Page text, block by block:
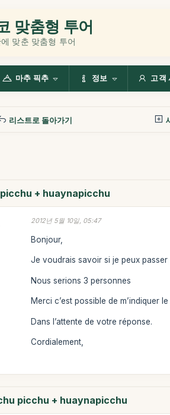
맞춤형 투어
맞춘 맞춤형 투어
마추 픽추 정보 고객
리스트로 돌아가기
+ huaynapicchu
2012년 5월 10일, 05:47
Bonjour,
Je voudrais savoir si je peux
Nous serions 3 personnes
Merci c’est possible de m’indiquer
Dans l’attente de votre réponse.
Cordialement,
picchu + huaynapicchu